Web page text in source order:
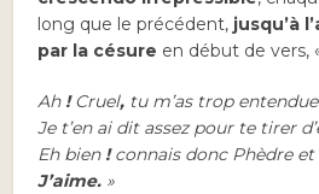
long que le précédent, jusqu’à
par la césure en début de vers,
Ah !Cruel, tu m’as trop entendue
Je t’en ai dit assez pour te tirer
Eh bien !connais donc Phèdre
J’aime. »